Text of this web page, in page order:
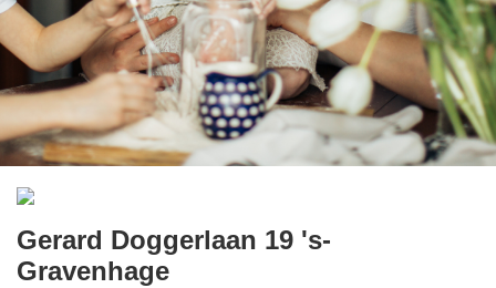
Gerard Doggerlaan 19 's-
Gravenhage